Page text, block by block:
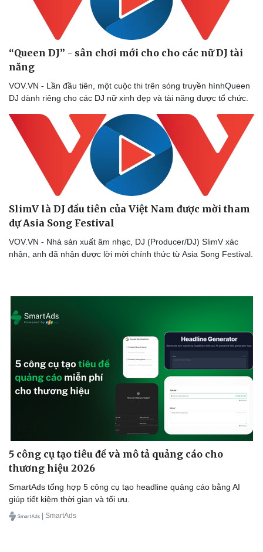
Doanh nghiệp 24h
Doanh nhân
Vì cộng đồng
Tin Công nghệ
“Queen DJ” - sân chơi mới cho cho các nữ DJ tài
năng
VOV.VN - Lần đầu tiên, một cuộc thi trên sóng truyền hìnhQueen
DJ dành riêng cho các DJ nữ xinh đẹp và tài năng được tổ chức.
SlimV là DJ đầu tiên của Việt Nam được mời tham
dự Asia Song Festival
VOV.VN - Nhà sản xuất âm nhạc, DJ (Producer/DJ) SlimV xác
nhận, anh đã nhận được lời mời chính thức từ Asia Song Festival.
5 công cụ tạo tiêu đề và mô tả quảng cáo cho
thương hiệu 2026
SmartAds tổng hợp 5 công cụ tạo headline quảng cáo bằng AI
giúp tiết kiệm thời gian và tối ưu.
| SmartAds